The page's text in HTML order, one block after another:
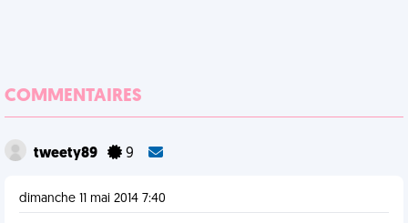
COMMENTAIRES
tweety89 9
dimanche 11 mai 2014 7:40